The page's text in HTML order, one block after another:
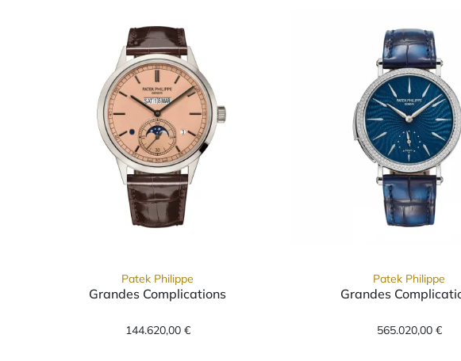
Patek Philippe
Grandes Complications
144.620,00 €
Patek Philippe
Grandes
565.020,00 €